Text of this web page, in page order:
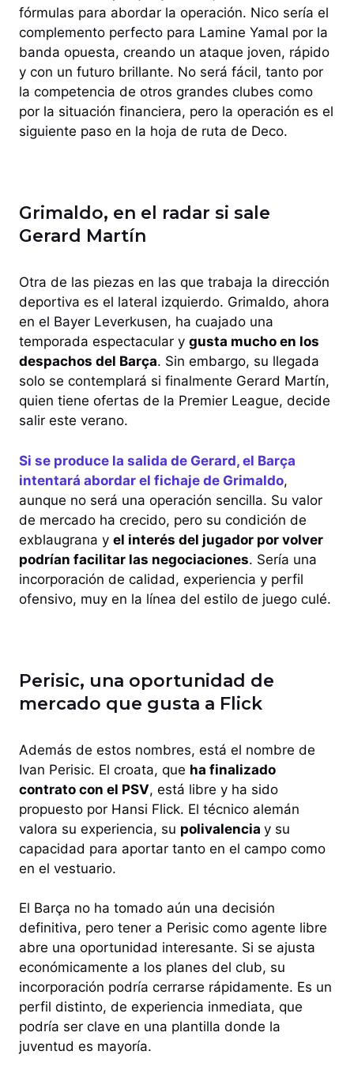
fórmulas para abordar la operación. Nico sería el
complemento perfecto para Lamine Yamal por la
banda opuesta, creando un ataque joven, rápido
y con un futuro brillante. No será fácil, tanto por
la competencia de otros grandes clubes como
por la situación financiera, pero la operación es el
siguiente paso en la hoja de ruta de Deco.
Grimaldo, en el radar si sale
Gerard Martín
Otra de las piezas en las que trabaja la dirección
deportiva es el lateral izquierdo. Grimaldo, ahora
en el Bayer Leverkusen, ha cuajado una
temporada espectacular y gusta mucho en los
despachos del Barça. Sin embargo, su llegada
solo se contemplará si finalmente Gerard Martín,
quien tiene ofertas de la Premier League, decide
salir este verano.
Si se produce la salida de Gerard, el Barça
intentará abordar el fichaje de Grimaldo,
aunque no será una operación sencilla. Su valor
de mercado ha crecido, pero su condición de
exblaugrana y el interés del jugador por volver
podrían facilitar las negociaciones. Sería una
incorporación de calidad, experiencia y perfil
ofensivo, muy en la línea del estilo de juego culé.
Perisic, una oportunidad de
mercado que gusta a Flick
Además de estos nombres, está el nombre de
Ivan Perisic. El croata, que ha finalizado
contrato con el PSV, está libre y ha sido
propuesto por Hansi Flick. El técnico alemán
valora su experiencia, su polivalencia y su
capacidad para aportar tanto en el campo como
en el vestuario.
El Barça no ha tomado aún una decisión
definitiva, pero tener a Perisic como agente libre
abre una oportunidad interesante. Si se ajusta
económicamente a los planes del club, su
incorporación podría cerrarse rápidamente. Es un
perfil distinto, de experiencia inmediata, que
podría ser clave en una plantilla donde la
juventud es mayoría.